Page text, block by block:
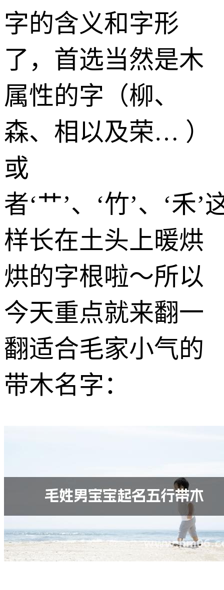
字的含义和字形
了，首选当然是木
属性的字（柳、
森、相以及荣… ）
或
者‘艹’、‘竹’、‘禾’
样长在土头上暖烘
烘的字根啦～所以
今天重点就来翻一
翻适合毛家小气的
带木名字：